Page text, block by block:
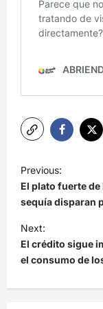
N
a
v
e
g
a
c
Previous:
El plato fuerte
sequía disparan
Next:
El crédito sigue
el consumo de